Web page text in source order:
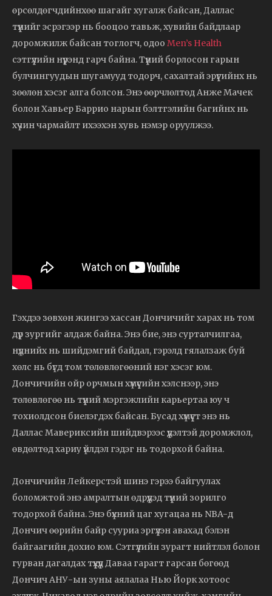
өрсөлдөгчдийнхөө шагайг хугалж байсан, Даллас
түүнийг эсрэгээр нь бооцоо тавьж, хувийн байдлаар
доромжилж байсан тоглогч, одоо Men’s Health
сэтгүүлийн нүүрэнд гарч байна. Түүний борлосон гарын
булчингуудын шугамууд тодорч, сахалтай эрүүгийнх нь
зөөлөн хэсэг алга болсон. Энэ өөрчлөлтөд Анже Мачек
болон Хавьер Баррио нарын бэлтгэлийн багийнх нь
хүчин чармайлт ихээхэн хувь нэмэр оруулжээ.
Гэхдээ зөвхөн жингээ хассан Дончичийг харах нь том
дүр зургийг алдаж байна. Энэ бие, энэ сурталчилгаа,
нүднийх нь шийдэмгий байдал, гэрэлд гялалзаж буй
хөлс нь бүгд том төлөвлөгөөний нэг хэсэг юм.
Дончичийн ойр орчмын хүмүүсийн хэлснээр, энэ
төлөвлөгөө нь түүний мэргэжлийн карьертаа юу ч
тохиолдсон биелэгдэх байсан. Бусад хүмүүст энэ нь
Даллас Мавериксийн шийдвэрээс үүдэлтэй доромжлол,
өвдөлтөд хариу үйлдэл гэдэг нь тодорхой байна.
Дончичийн Лейкерстэй шинэ гэрээ байгуулах
боломжтой энэ амралтын өдрүүдэд түүний зорилго
тодорхой байна. Энэ бүхний цаг хугацаа нь NBA-д
Дончич өөрийн байр сууриа эргүүлэн авахад бэлэн
байгаагийн дохио юм. Сэтгүүлийн зурагт нийтлэл болон
гурван дагалдах түүхүүд Даваа гарагт гарсан бөгөөд
Дончич АНУ-ын зуны аялалаа Нью Йорк хотоос